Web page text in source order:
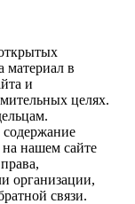
в
и
целях.
содержание
нашем сайте
организации,
связи.